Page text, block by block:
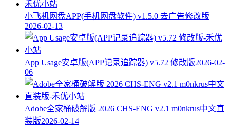
小飞机网盘APP(手机网盘软件) v1.5.0 去广告修改版
2026-02-13
App Usage安卓版(APP记录追踪器) v5.72 修改版2026-02-
06
Adobe全家桶破解版 2026 CHS-ENG v2.1 m0nkrus中文直
装版2026-02-14